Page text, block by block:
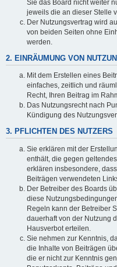
Sie das Board nicht weiter
jeweils die an dieser Stelle
Der Nutzungsvertrag wird
von beiden Seiten ohne
werden.
2. EINRÄUMUNG VON
Mit dem Erstellen eines
einfaches, zeitlich und
Recht, Ihren Beitrag im
Das Nutzungsrecht nach
Kündigung des
3. PFLICHTEN DES NUTZERS
Sie erklären mit der
enthält, die gegen
erklären insbesondere,
Beiträgen verwendeten
Der Betreiber des Boards
diese
Regeln kann der Betreiber
dauerhaft von der Nutzung
Hausverbot erteilen.
Sie nehmen zur Kenntnis,
die Inhalte von Beiträgen
die er nicht zur Kenntnis